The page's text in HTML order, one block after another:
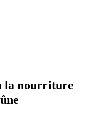
la nourriture